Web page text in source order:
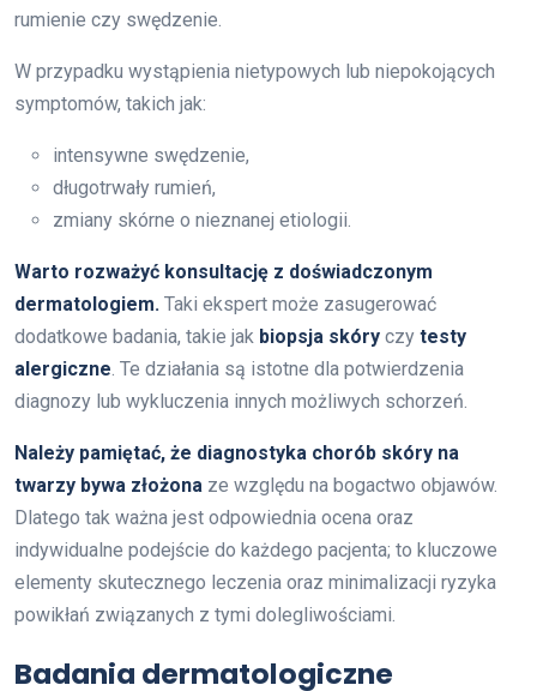
rumienie czy swędzenie.
W przypadku wystąpienia nietypowych lub niepokojących
symptomów, takich jak:
intensywne swędzenie,
długotrwały rumień,
zmiany skórne o nieznanej etiologii.
Warto rozważyć konsultację z doświadczonym
dermatologiem. Taki ekspert może zasugerować
dodatkowe badania, takie jak biopsja skóry czy testy
alergiczne . Te działania są istotne dla potwierdzenia
diagnozy lub wykluczenia innych możliwych schorzeń.
Należy pamiętać, że diagnostyka chorób skóry na
twarzy bywa złożona ze względu na bogactwo objawów.
Dlatego tak ważna jest odpowiednia ocena oraz
indywidualne podejście do każdego pacjenta; to kluczowe
elementy skutecznego leczenia oraz minimalizacji ryzyka
powikłań związanych z tymi dolegliwościami.
Badania dermatologiczne